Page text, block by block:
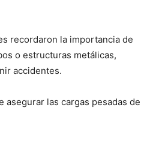
recordaron la importancia de
o estructuras metálicas,
accidentes.
asegurar las cargas pesadas de